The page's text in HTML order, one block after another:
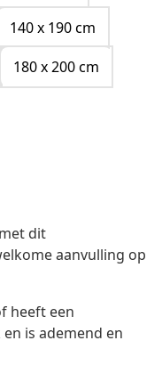
140 x 190 cm
180 x 200 cm
dit
aanvulling op
heeft een
is ademend en